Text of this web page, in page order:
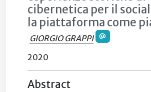
cibernetica per il
la piattaforma come
GIORGIO GRAPPI
2020
Abstract